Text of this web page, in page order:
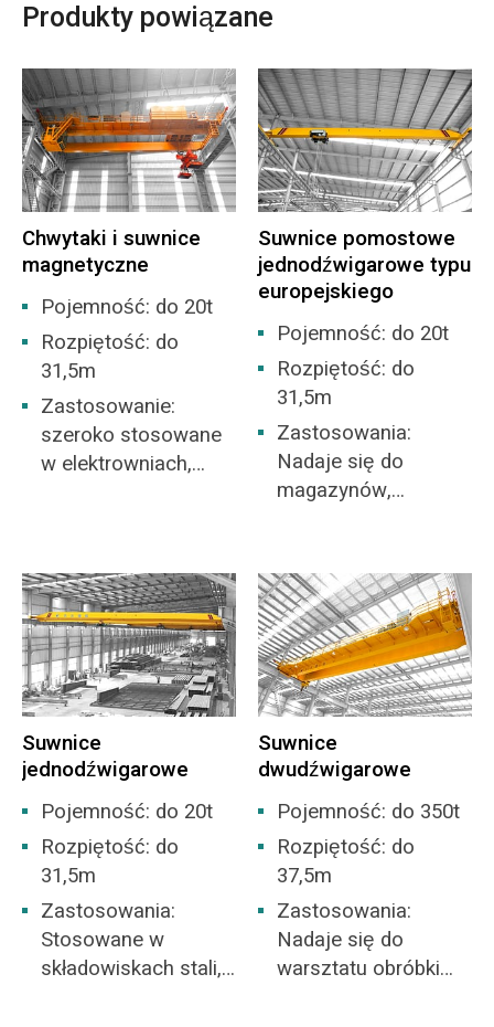
Produkty powiązane
Chwytaki i suwnice
magnetyczne
Pojemność: do 20t
Rozpiętość: do
31,5m
Zastosowanie:
szeroko stosowane
w elektrowniach,
rozładunku
materiałów sypkich.
Suwnice pomostowe
jednodźwigarowe typu
europejskiego
Pojemność: do 20t
Rozpiętość: do
31,5m
Zastosowania:
Nadaje się do
magazynów,
produkcyjnych.
Suwnice
jednodźwigarowe
Pojemność: do 20t
Rozpiętość: do
31,5m
Zastosowania:
Stosowane w
składowiskach stali,
Suwnice
dwudźwigarowe
Pojemność: do 350t
Rozpiętość: do
37,5m
Zastosowania:
Nadaje się do
warsztatu obróbki